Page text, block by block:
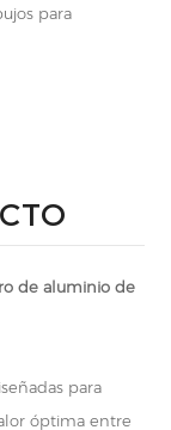
para
de aluminio de
para
óptima entre